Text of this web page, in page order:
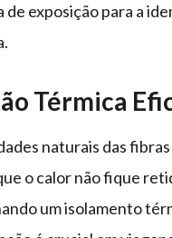
exposição para a
Térmica
naturais das
o calor não fique
um isolamento